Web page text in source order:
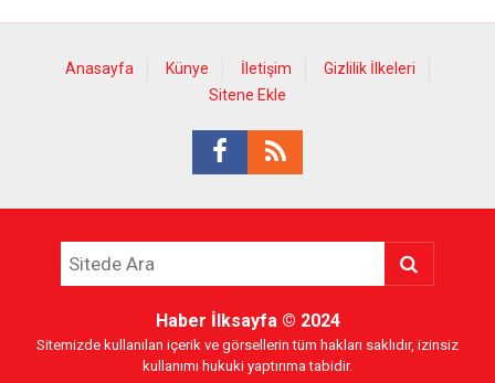
Anasayfa Künye İletişim
Gizlilik İlkeleri
Sitene Ekle
Haber İlksayfa© 2024
Sitemizde kullanılan içerik ve görsellerin tüm hakları saklıdır, izinsiz
kullanımı hukuki yaptırıma tabidir.